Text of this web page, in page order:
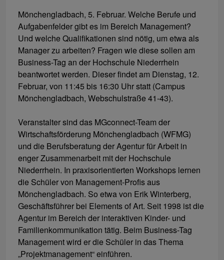
Mönchengladbach, 5. Februar. Welche Berufe und
Aufgabenfelder gibt es im Bereich Management?
Und welche Qualifikationen sind nötig, um etwa als
Manager zu arbeiten? Fragen wie diese sollen am
Business-Tag an der Hochschule Niederrhein
beantwortet werden. Dieser findet am Dienstag, 12.
Februar, von 11:45 bis 16:30 Uhr statt (Campus
Mönchengladbach, Webschulstraße 41-43).
Veranstalter sind das MGconnect-Team der
Wirtschaftsförderung Mönchengladbach (WFMG)
und die Berufsberatung der Agentur für Arbeit in
enger Zusammenarbeit mit der Hochschule
Niederrhein. In praxisorientierten Workshops lernen
die Schüler von Management-Profis aus
Mönchengladbach. So etwa von Erik Winterberg,
Geschäftsführer bei Elements of Art. Seit 1998 ist die
Agentur im Bereich der interaktiven Kinder- und
Familienkommunikation tätig. Beim Business-Tag
Management wird er die Schüler in das Thema
„Projektmanagement“ einführen.